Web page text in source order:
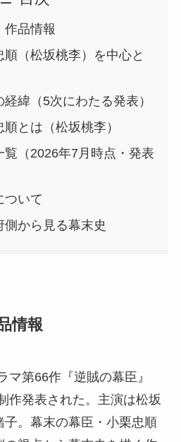
作品情報
（松坂桃李）を中心と
緯（5次にわたる発表）
とは（松坂桃李）
覧（2026年7月時点・発表
ついて
から見る幕末史
情報
マ第66作『逆賊の幕臣』
作発表された。主演は松坂
。幕末の幕臣・小栗忠順